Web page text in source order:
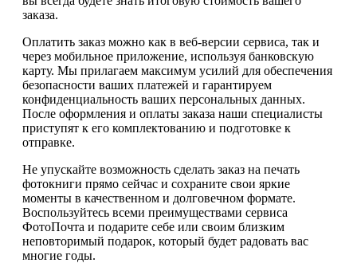
заказа.
Оплатить заказ можно как в веб-версии сервиса, так и
через мобильное приложение, используя банковскую
карту. Мы прилагаем максимум усилий для обеспечения
безопасности ваших платежей и гарантируем
конфиденциальность ваших персональных данных.
После оформления и оплаты заказа наши специалисты
приступят к его комплектованию и подготовке к
отправке.
Не упускайте возможность сделать заказ на печать
фотокниги прямо сейчас и сохраните свои яркие
моменты в качественном и долговечном формате.
Воспользуйтесь всеми преимуществами сервиса
ФотоПочта и подарите себе или своим близким
неповторимый подарок, который будет радовать вас
многие годы.